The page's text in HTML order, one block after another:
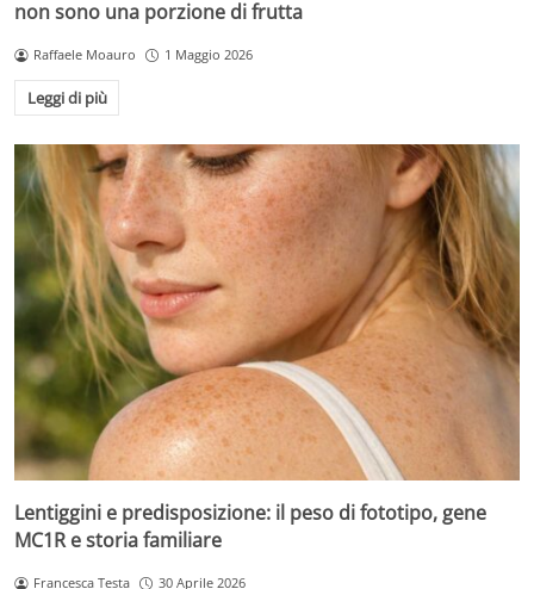
non sono una porzione di frutta
Raffaele Moauro 1 Maggio 2026
Leggi di più
Lentiggini e predisposizione: il peso di fototipo, gene
MC1R e storia familiare
Francesca Testa 30 Aprile 2026